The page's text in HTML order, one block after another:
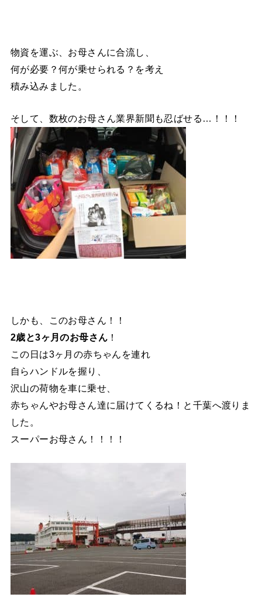
物資を運ぶ、お母さんに合流し、
何が必要？何が乗せられる？を考え
積み込みました。
そして、数枚のお母さん業界新聞も忍ばせる…！！！
しかも、このお母さん！！
2歳と3ヶ月のお母さん ！
この日は3ヶ月の赤ちゃんを連れ
自らハンドルを握り、
沢山の荷物を車に乗せ、
赤ちゃんやお母さん達に届けてくるね！と千葉へ渡りま
した。
スーパーお母さん！！！！